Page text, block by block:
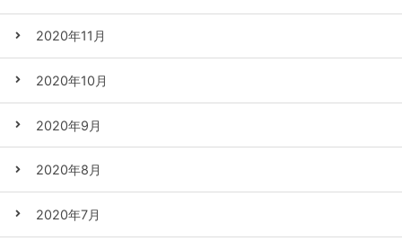
2020年11月
2020年10月
2020年9月
2020年8月
2020年7月